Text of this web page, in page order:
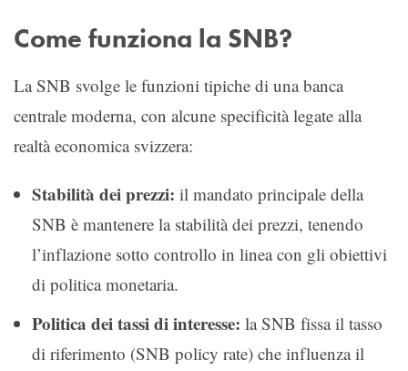
Come funziona la SNB?
La SNB svolge le funzioni tipiche di una banca
centrale moderna, con alcune specificità legate alla
realtà economica svizzera:
Stabilità dei prezzi: il mandato principale della
SNB è mantenere la stabilità dei prezzi, tenendo
l’inflazione sotto controllo in linea con gli obiettivi
di politica monetaria.
Politica dei tassi di interesse: la SNB fissa il tasso
di riferimento (SNB policy rate) che influenza il